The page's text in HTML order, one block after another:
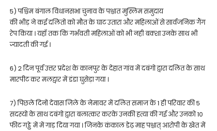
5) पश्चिम बंगाल विधानसभा चुनाव के पश्चात मुस्लिम समुदाय
की भीड़ ने कई दलितों को मौत के घाट उतारा और महिलाओं से सार्वजनिक गैंग
रेप किया । यहाँ तक कि गर्भवती महिलाओं को भी नही बक्शा उनके साथ भी
ज्यादती की गई ।
6) 2 दिन पूर्व उत्तर प्रदेश के कानपुर के देहात गांव में दबंगो द्वारा दलित के साथ
मारपीट कर मलद्वार में डंडा घुसेड़ा गया ।
7) पिछले दिनों देवास जिले के नेमावर में दलित समाज के 1 ही परिवार की 5
सदस्यो के साथ दबंगो द्वारा बलात्कर करके उनकी हत्या की गई और उनको 10
फीट गड्ढे में में गाड़ दिया गया । जिनके कंकाल डेढ़ माह पश्चात् आरोपी के खेत में